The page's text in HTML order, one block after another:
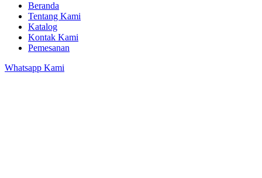
Beranda
Tentang Kami
Katalog
Kontak Kami
Pemesanan
Whatsapp Kami